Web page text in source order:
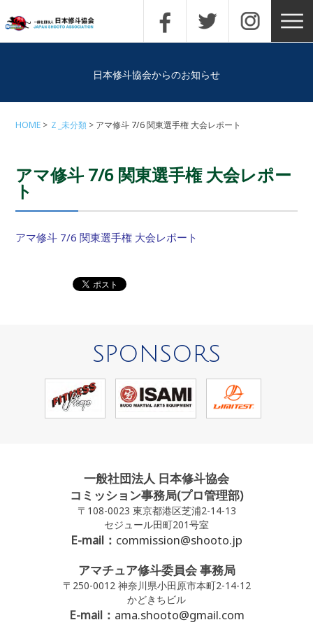
日本修斗協会からのお知らせ
HOME Ｚ_未分類 アマ修斗 7/6 関東選手権 大会レポート
アマ修斗 7/6 関東選手権 大会レポー
ト
アマ修斗 7/6 関東選手権 大会レポート
SPONSORS
一般社団法人 日本修斗協会
コミッション事務局(プロ管理部)
〒108-0023 東京都港区芝浦2-14-13
セジュール田町201号室
E-mail： commission@shooto.jp
アマチュア修斗委員会 事務局
〒250-0012 神奈川県小田原市本町2-14-12
かどきちビル
E-mail： ama.shooto@gmail.com